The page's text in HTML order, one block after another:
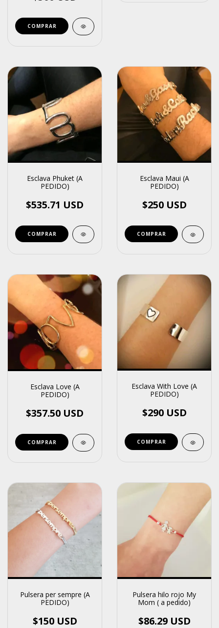
COMPRAR
Esclava Phuket (A
PEDIDO)
$535.71 USD
COMPRAR
Esclava Maui (A
PEDIDO)
$250 USD
COMPRAR
Esclava Love (A
PEDIDO)
$357.50 USD
COMPRAR
Esclava With Love (A
PEDIDO)
$290 USD
COMPRAR
Pulsera per sempre (A
PEDIDO)
$150 USD
Pulsera hilo rojo My
Mom ( a pedido)
$86.29 USD